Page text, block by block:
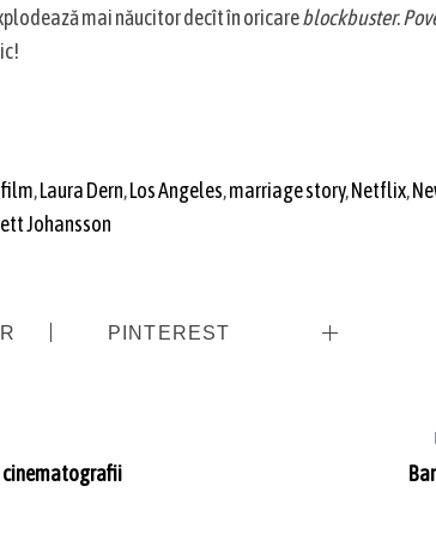
mai năucitor decît în oricareblockbuster.
film,Laura Dern,Los Angeles,marriage story,Netflix,
Johansson
PINTEREST
cinematografii